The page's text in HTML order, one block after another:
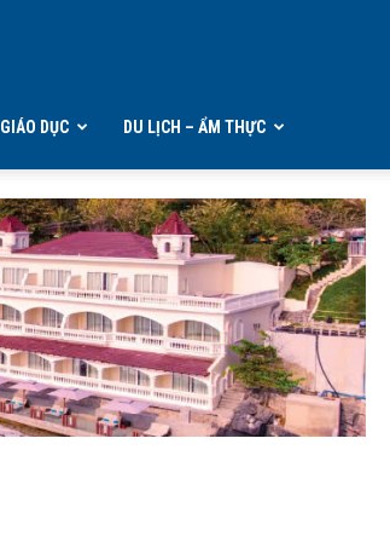
GIÁO DỤC DU LỊCH – ẨM THỰC